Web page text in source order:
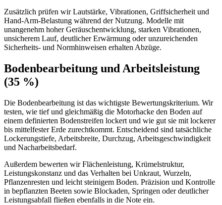
Zusätzlich prüfen wir Lautstärke, Vibrationen, Griffsicherheit und
Hand-Arm-Belastung während der Nutzung. Modelle mit
unangenehm hoher Geräuschentwicklung, starken Vibrationen,
unsicherem Lauf, deutlicher Erwärmung oder unzureichenden
Sicherheits- und Normhinweisen erhalten Abzüge.
Bodenbearbeitung und Arbeitsleistung
(35 %)
Die Bodenbearbeitung ist das wichtigste Bewertungskriterium. Wir
testen, wie tief und gleichmäßig die Motorhacke den Boden auf
einem definierten Bodenstreifen lockert und wie gut sie mit lockerer
bis mittelfester Erde zurechtkommt. Entscheidend sind tatsächliche
Lockerungstiefe, Arbeitsbreite, Durchzug, Arbeitsgeschwindigkeit
und Nacharbeitsbedarf.
Außerdem bewerten wir Flächenleistung, Krümelstruktur,
Leistungskonstanz und das Verhalten bei Unkraut, Wurzeln,
Pflanzenresten und leicht steinigem Boden. Präzision und Kontrolle
in bepflanzten Beeten sowie Blockaden, Springen oder deutlicher
Leistungsabfall fließen ebenfalls in die Note ein.